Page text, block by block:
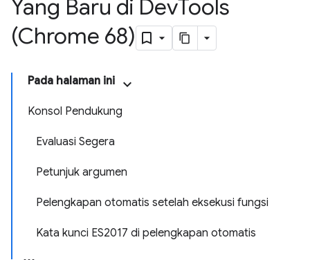
Yang Baru di DevTools
(Chrome 68)
Pada halaman ini
Konsol Pendukung
Evaluasi Segera
Petunjuk argumen
Pelengkapan otomatis setelah eksekusi fungsi
Kata kunci ES2017 di pelengkapan otomatis